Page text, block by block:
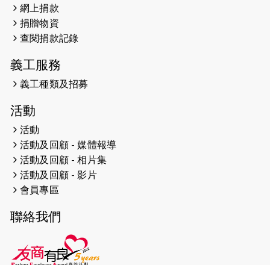
2023-06-01
2023-05-29
2023-05-29
副隊長 梁翠珊】運動員用熱血同堅
持，喺冰球場上劃出歷史性佳績。
2023-05-29
【東網】殘障家長照顧健全子女遇困
2023-05-15
2023-04-17 【成報恩雨之聲-恩雨有情天】暗黑中
網上捐款
捐贈物資
查閱捐款記錄
義工服務
義工種類及招募
活動
活動
活動及回顧 - 媒體報導
活動及回顧 - 相片集
活動及回顧 - 影片
會員專區
聯絡我們